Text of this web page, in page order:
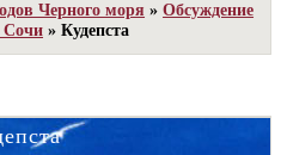
Черного моря »Обсуждение
Сочи »Кудепста